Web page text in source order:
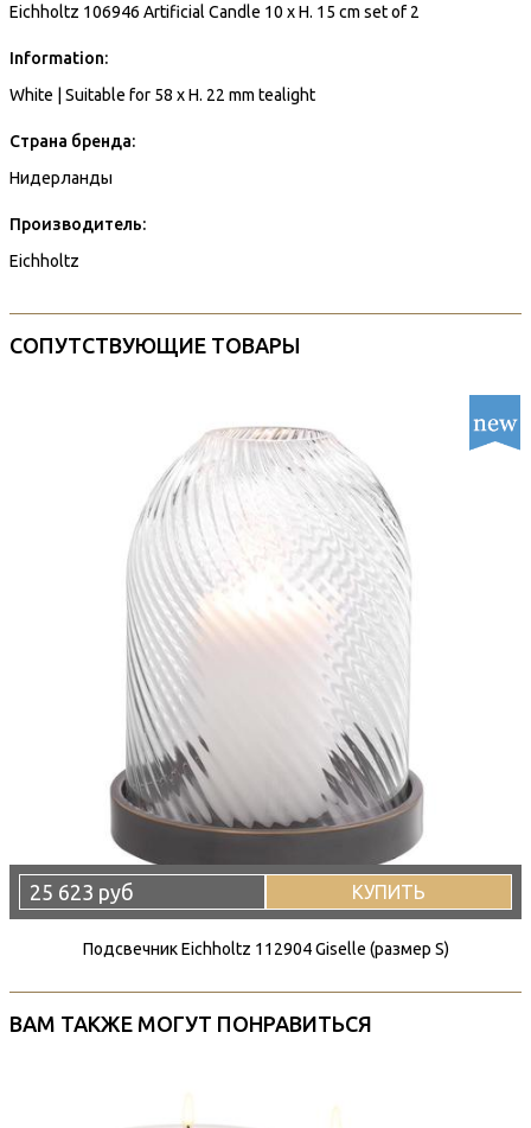
Eichholtz 106946 Artificial Candle 10 x H. 15 cm set of 2
Information:
White | Suitable for 58 x H. 22 mm tealight
Страна бренда:
Нидерланды
Производитель:
Eichholtz
СОПУТСТВУЮЩИЕ ТОВАРЫ
25 623 руб КУПИТЬ
Подсвечник Eichholtz 112904 Giselle (размер S)
ВАМ ТАКЖЕ МОГУТ ПОНРАВИТЬСЯ